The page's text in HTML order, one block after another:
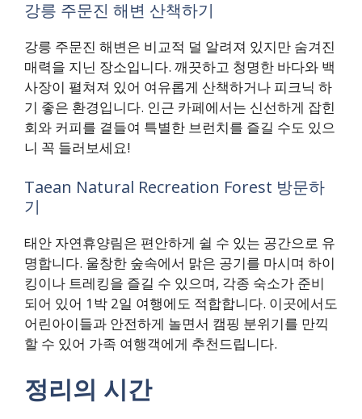
강릉 주문진 해변 산책하기
강릉 주문진 해변은 비교적 덜 알려져 있지만 숨겨진
매력을 지닌 장소입니다. 깨끗하고 청명한 바다와 백
사장이 펼쳐져 있어 여유롭게 산책하거나 피크닉 하
기 좋은 환경입니다. 인근 카페에서는 신선하게 잡힌
회와 커피를 곁들여 특별한 브런치를 즐길 수도 있으
니 꼭 들러보세요!
Taean Natural Recreation Forest 방문하
기
태안 자연휴양림은 편안하게 쉴 수 있는 공간으로 유
명합니다. 울창한 숲속에서 맑은 공기를 마시며 하이
킹이나 트레킹을 즐길 수 있으며, 각종 숙소가 준비
되어 있어 1박 2일 여행에도 적합합니다. 이곳에서도
어린아이들과 안전하게 놀면서 캠핑 분위기를 만끽
할 수 있어 가족 여행객에게 추천드립니다.
정리의 시간